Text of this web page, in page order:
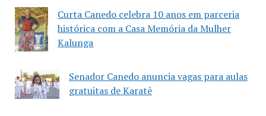
Curta Canedo celebra 10 anos em parceria
histórica com a Casa Memória da Mulher
Kalunga
Senador Canedo anuncia vagas para aulas
gratuitas de Karatê